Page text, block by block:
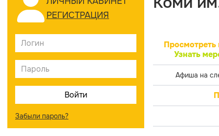
РЕГИСТРАЦИЯ
Забыли пароль?
Просмотреть
Узнать
Афиша на